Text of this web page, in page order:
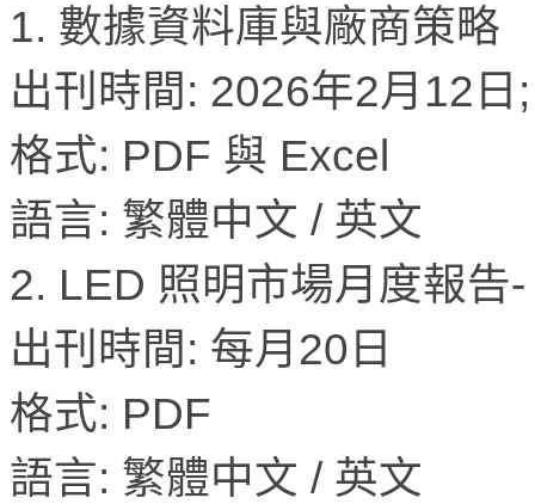
1. 數據資料庫與廠商策略
出刊時間: 2026年2月12
格式: PDF 與 Excel
語言: 繁體中文 / 英文
2. LED 照明市場月度報告
出刊時間: 每月20日
格式: PDF
語言: 繁體中文 / 英文